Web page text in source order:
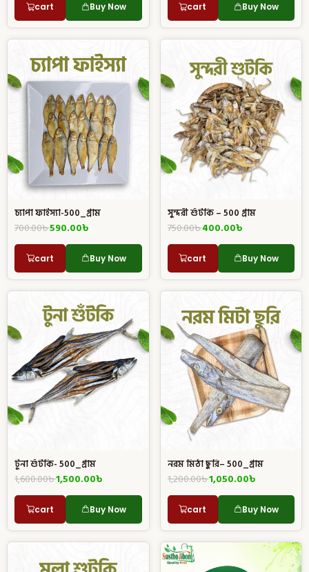
cart Buy Now cart Buy Now
চ্যাপা ফাইস্যা-500_গ্রাম
700.00৳590.00৳
cart Buy Now
সুন্দরী শুঁটকি – 500 গ্রাম
750.00৳400.00৳
cart Buy Now
টুনা শুঁটকি- 500_গ্রাম
1,600.00৳1,500.00৳
cart Buy Now
নরম মিঠা ছুরি– 500_গ্রাম
1,200.00৳1,050.00৳
cart Buy Now